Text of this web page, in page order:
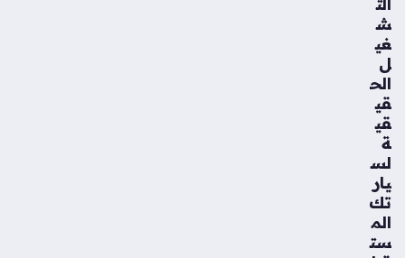
ش
غي
ل
الح
قي
قي
ة
لس
يار
تك
الم
ست